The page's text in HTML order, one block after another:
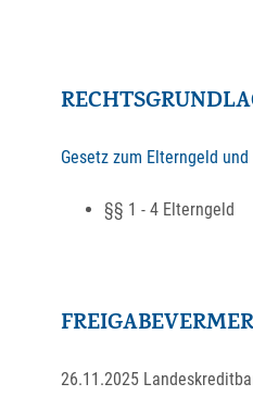
Gesetz zum Elterngeld
§§ 1 - 4 Elterngeld
26.11.2025